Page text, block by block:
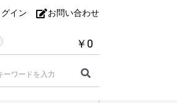
グイン お問い合わせ
￥0